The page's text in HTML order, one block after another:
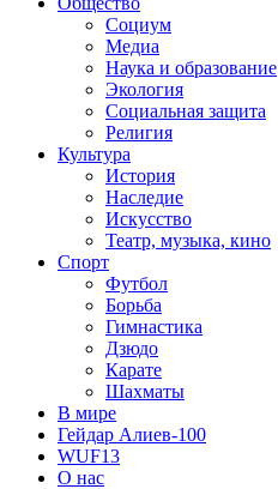
Социум
Медиа
Наука и образование
Экология
Социальная защита
Религия
Культура
История
Наследие
Искусство
Театр, музыка, кино
Спорт
Футбол
Борьба
Гимнастика
Дзюдо
Карате
Шахматы
В мире
Гейдар Алиев-100
WUF13
О нас